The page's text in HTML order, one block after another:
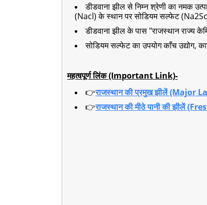
डीडवाना झील से निम्न श्रेणी का नमक
(Nacl) के स्थान पर सोडियम सल्फेट
डीडवाना झील के पास "राजस्थान राज्य
सोडियम सल्फेट का उपयोग काँच उद्योग,
महत्वपूर्ण लिंक (Important Link)-
👉राजस्थान की प्रमुख झीलें (Major
👉राजस्थान की मीठे पानी की झीलें